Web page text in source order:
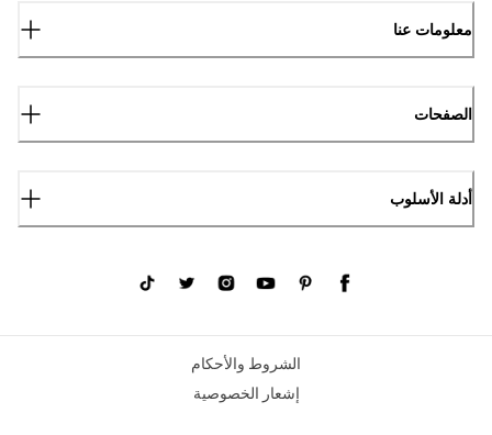
معلومات عنا
الصفحات
أدلة الأسلوب
الشروط والأحكام
إشعار الخصوصية